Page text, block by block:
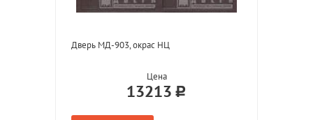
Дверь МД-903, окрас НЦ
Цена
13213